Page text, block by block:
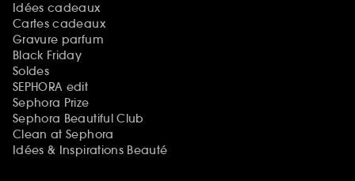
Idées cadeaux
Cartes cadeaux
Gravure parfum
Black Friday
Soldes
SEPHORA edit
Sephora Prize
Sephora Beautiful Club
Clean at Sephora
Idées & Inspirations Beauté